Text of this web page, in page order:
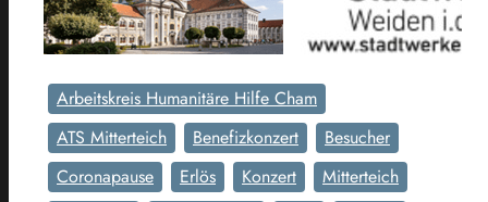
Arbeitskreis Humanitäre Hilfe Cham
ATS Mitterteich
Benefizkonzert
Besucher
Coronapause
Erlös Konzert
Mitterteich